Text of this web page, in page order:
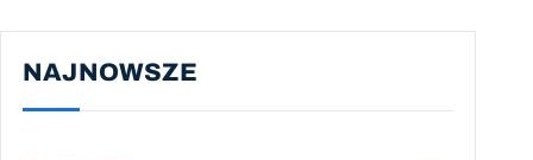
NAJNOWSZE